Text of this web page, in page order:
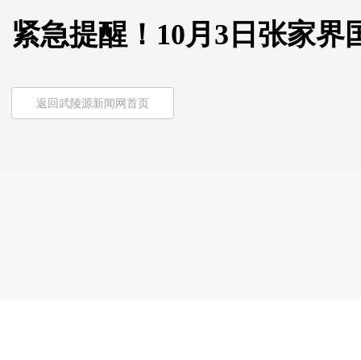
紧急提醒！10月3日张家
返回武陵源新闻网首页